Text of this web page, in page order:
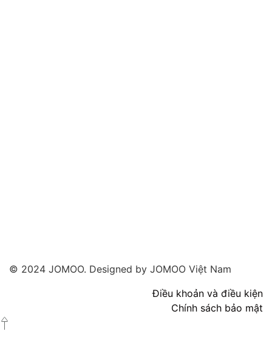
© 2024 JOMOO. Designed by JOMOO Việt Nam
Điều khoản và điều kiện
Chính sách bảo mật